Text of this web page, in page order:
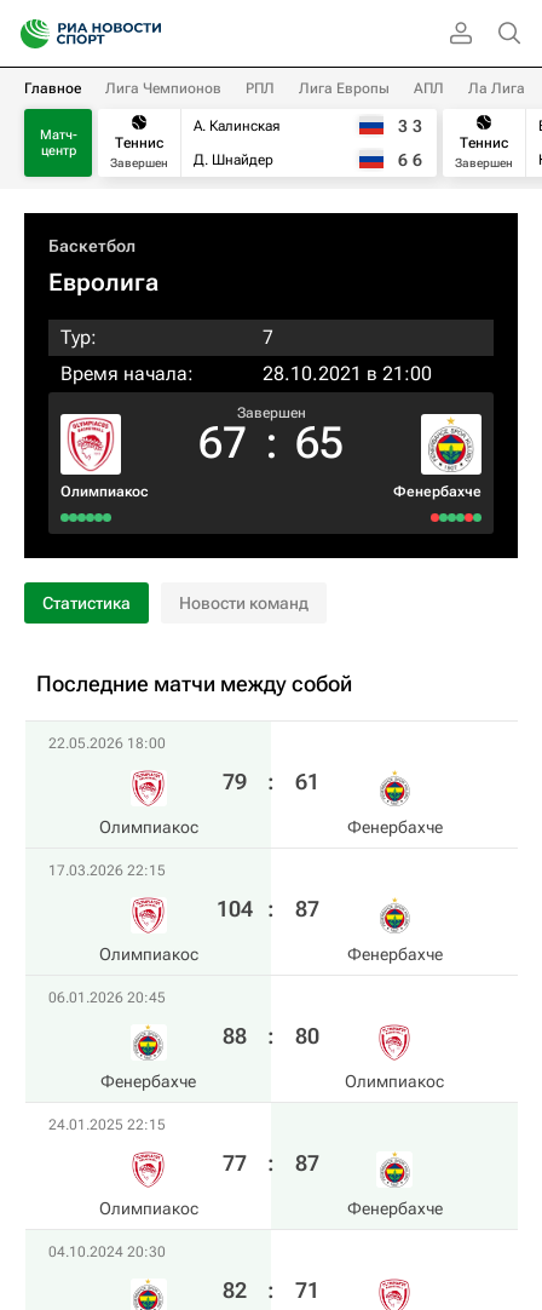
Главное Лига Чемпионов РПЛ Лига Европы АПЛ Ла Лига
Матч-
центр
Теннис
Завершен
А. Калинская
Д. Шнайдер
3 3
6 6
Теннис
Завершен
Баскетбол
Евролига
Тур:
7
Время начала:
28.10.2021 в 21:00
Олимпиакос
Завершен
67 : 65
Фенербахче
Статистика Новости команд
Последние матчи между собой
22.05.2026 18:00
Олимпиакос
79 : 61
Фенербахче
17.03.2026 22:15
Олимпиакос
104 : 87
Фенербахче
06.01.2026 20:45
Фенербахче
88 : 80
Олимпиакос
24.01.2025 22:15
Олимпиакос
77 : 87
Фенербахче
04.10.2024 20:30
82 : 71